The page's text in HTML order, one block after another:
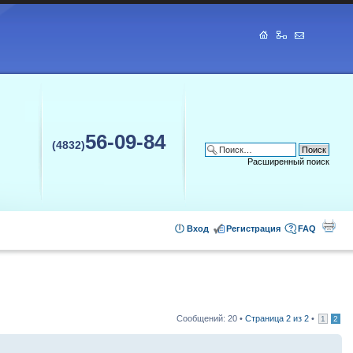
(4832)56-09-84
Расширенный поиск
FAQ
Регистрация
Вход
Сообщений: 20 • Страница 2 из 2 • 1 2